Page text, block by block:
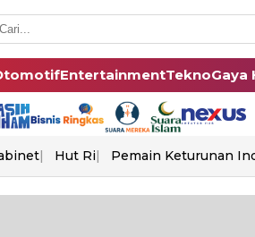
EntertainmentTeknoGaya
Hut Ri Pemain Keturunan